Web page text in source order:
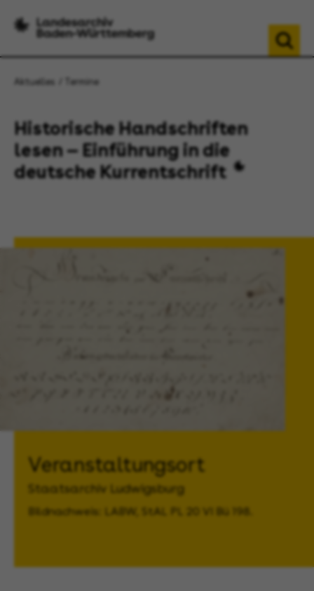
Aktuelles Termine
Historische Handschriften
lesen — Einführung in die
deutsche Kurrentschrift
Veranstaltungsort
Staatsarchiv Ludwigsburg
Bildnachweis: LABW, StAL PL 20 VI Bü 198.